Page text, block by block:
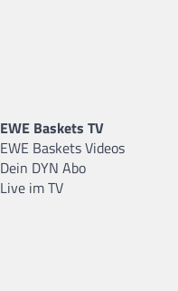
EWE Baskets TV
EWE Baskets Videos
Dein DYN Abo
Live im TV